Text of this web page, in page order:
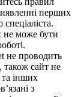
перших
не може бути
не проводить
також сайт не
та інших
з